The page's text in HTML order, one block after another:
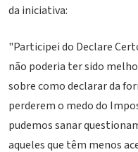
da iniciativa:
"Participei do Declare
não poderia ter sido
sobre como declarar da
perderem o medo do
pudemos sanar
aqueles que têm menos